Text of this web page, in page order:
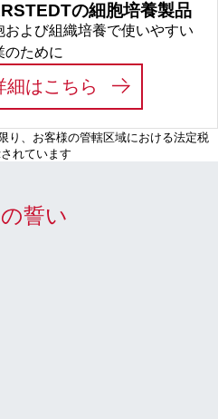
の細胞培養製品
および組織培養で使いやすい
のために
細はこちら SARSTEDT
り、お客様の管轄区域における法定税
れています
誓い